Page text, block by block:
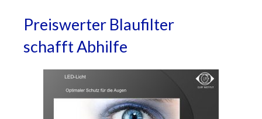
Preiswerter Blaufilter
schafft Abhilfe